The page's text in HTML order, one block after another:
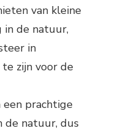
van kleine
in de natuur,
in
zijn voor de
een prachtige
de natuur, dus